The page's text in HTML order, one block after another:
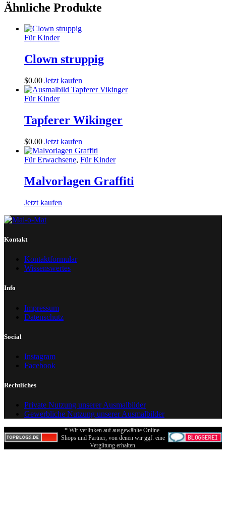
Ähnliche Produkte
Für Kinder
Clown struppig
$0.00 Jetzt kaufen
Für Kinder
Tapferer Wikinger
$0.00 Jetzt kaufen
Für Erwachsene, Für Kinder
Malvorlagen Graffiti
Jetzt kaufen
Kontakt
Kontaktformular
Wissenswertes
Info
Impressum
Datenschutz
Social
Instagram
Facebook
Rechtliches
Private Nutzung unserer Ausmalbilder
Gewerbliche Nutzung unserer Ausmalbilder
* Wir verlinken auf ausgewählte Online-
Shops und Partner, von denen wir ggf. eine
Vergütung erhalten.